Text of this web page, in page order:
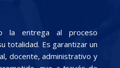
la entrega al proceso
totalidad. Es garantizar un
docente, administrativo y